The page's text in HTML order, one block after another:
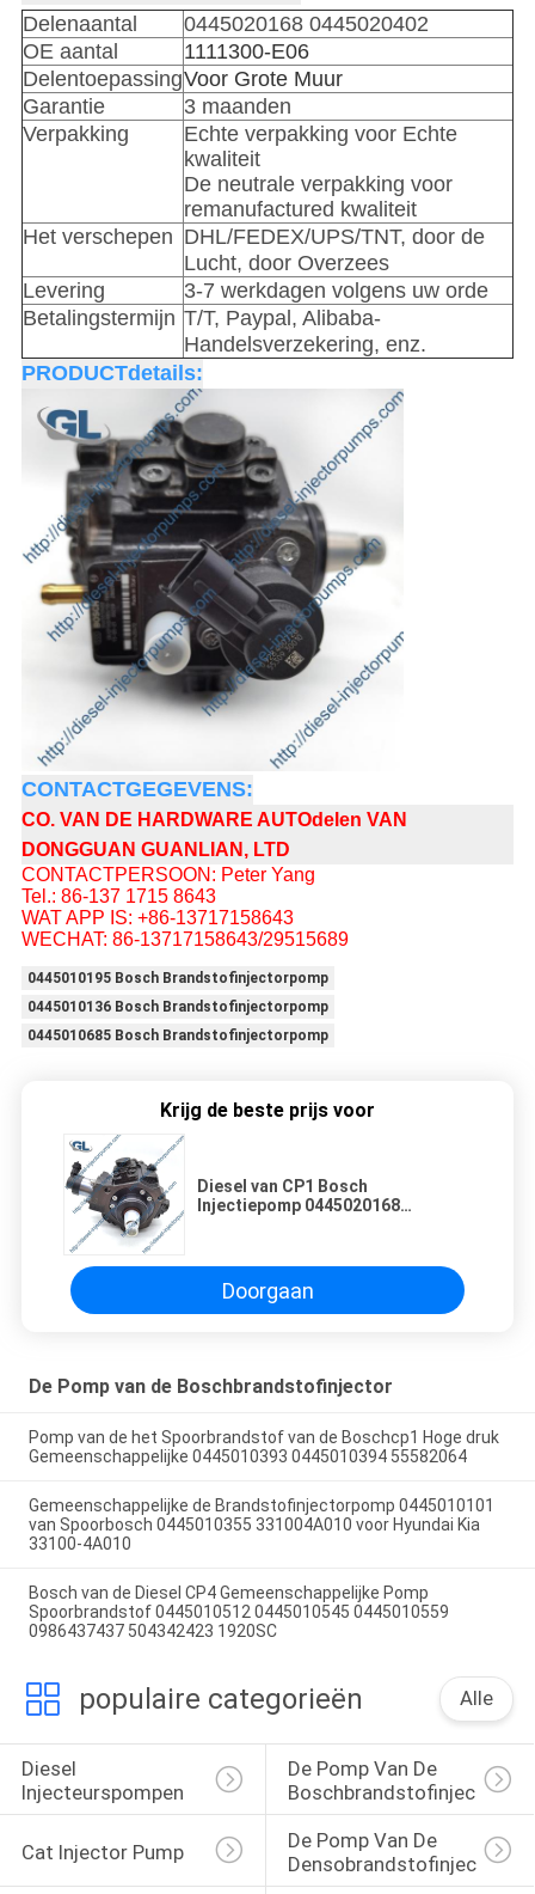
Delenaantal
0445020168 0445020402
OE aantal
1111300-E06
DelentoepassingVoor Grote Muur
Garantie
3 maanden
Verpakking
Echte verpakking voor Echte
kwaliteit
De neutrale verpakking voor
remanufactured kwaliteit
Het verschepen DHL/FEDEX/UPS/TNT, door de
Lucht, door Overzees
Levering
3-7 werkdagen volgens uw orde
Betalingstermijn T/T, Paypal, Alibaba-
Handelsverzekering, enz.
PRODUCTdetails:
CONTACTGEGEVENS:
CO. VAN DE HARDWARE AUTOdelen VAN
DONGGUAN GUANLIAN, LTD
CONTACTPERSOON: Peter Yang
Tel.: 86-137 1715 8643
WAT APP IS: +86-13717158643
WECHAT: 86-13717158643/29515689
0445010195 Bosch Brandstofinjectorpomp
0445010136 Bosch Brandstofinjectorpomp
0445010685 Bosch Brandstofinjectorpomp
Krijg de beste prijs voor
Diesel van CP1 Bosch
Injectiepomp 0445020168
Doorgaan
De Pomp van de Boschbrandstofinjector
Pomp van de het Spoorbrandstof van de Boschcp1 Hoge druk
Gemeenschappelijke 0445010393 0445010394 55582064
Gemeenschappelijke de Brandstofinjectorpomp 0445010101
van Spoorbosch 0445010355 331004A010 voor Hyundai Kia
33100-4A010
Bosch van de Diesel CP4 Gemeenschappelijke Pomp
Spoorbrandstof 0445010512 0445010545 0445010559
0986437437 504342423 1920SC
populaire categorieën Alle
Diesel
Injecteurspompen
De Pomp Van De
Boschbrandstofinjector
Cat Injector Pump
De Pomp Van De
Densobrandstofinjectie